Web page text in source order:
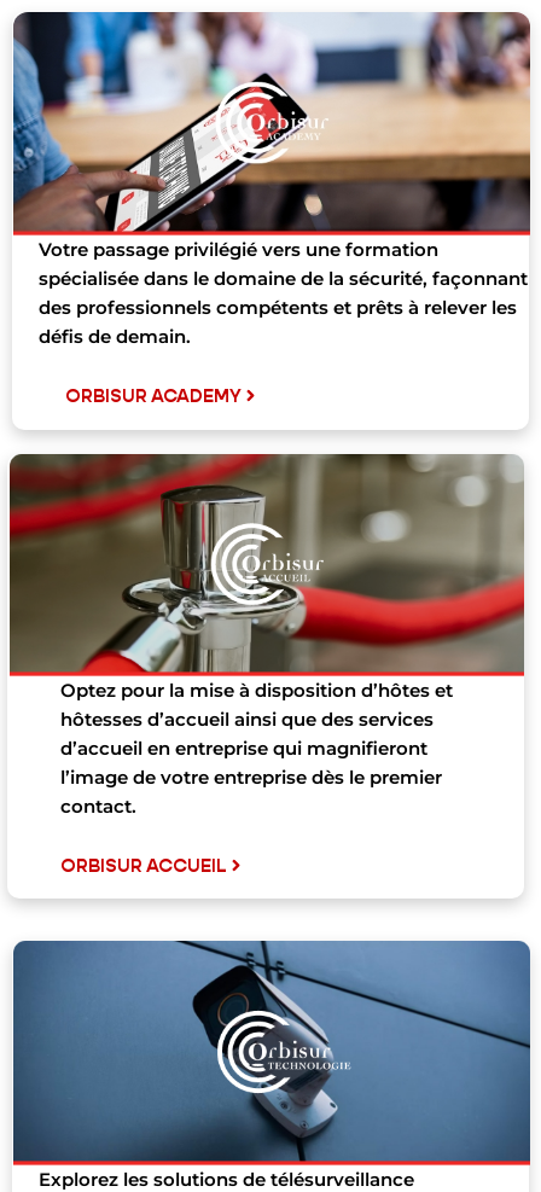
Votre passage privilégié vers une formation
spécialisée dans le domaine de la sécurité, façonnant
des professionnels compétents et prêts à relever les
défis de demain.
ORBISUR ACADEMY
Optez pour la mise à disposition d’hôtes et
hôtesses d’accueil ainsi que des services
d’accueil en entreprise qui magnifieront
l’image de votre entreprise dès le premier
contact.
ORBISUR ACCUEIL
Explorez les solutions de télésurveillance